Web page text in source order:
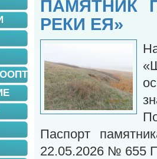
ПАМЯТНИК
РЕКИ ЕЯ»
Паспорт
22.05.2026 №